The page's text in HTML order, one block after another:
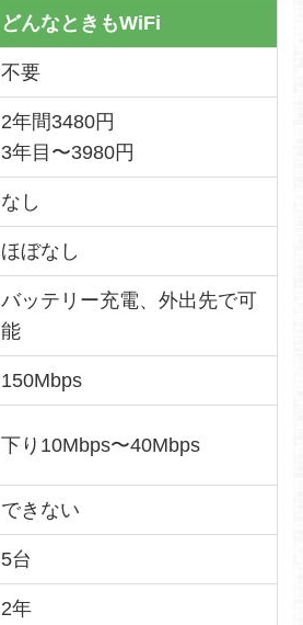
どんなときもWiFi
不要
2年間3480円
3年目〜3980円
なし
ほぼなし
バッテリー充電、外出先で可
能
150Mbps
下り10Mbps〜40Mbps
できない
5台
2年